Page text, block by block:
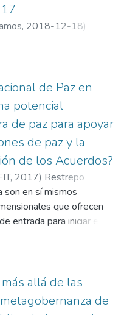
, 2018-12-18)
EAFITde Paz en
potencial
de paz para apoyar
de paz y la
de los Acuerdos?
, 2017) Restrepo
de Análisis Político.
y Ciencias
de Humanidades;
Departamento de
son en sí mismos
que ofrecen
entrada para iniciar el
-- Sin embargo, algunos
colombiana, dentro
aquellos temas
dinámicas mismas de la
sociales y políticos
allá de las
de